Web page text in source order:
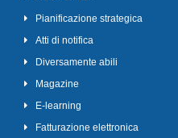
Pianificazione strategica
Atti di notifica
Diversamente abili
Magazine
E-learning
Fatturazione elettronica